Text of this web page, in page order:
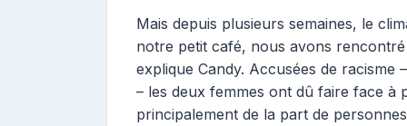
Mais depuis plusieurs semaines, le
notre petit café, nous avons
explique Candy. Accusées de racisme
– les deux femmes ont dû faire face à
principalement de la part de personnes